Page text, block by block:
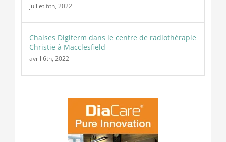
juillet 6th, 2022
Chaises Digiterm dans le centre de radiothérapie
Christie à Macclesfield
avril 6th, 2022